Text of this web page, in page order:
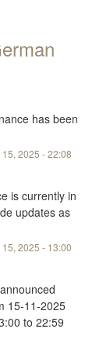
has been
15, 2025 -22:08
is currently in
updates as
15, 2025 - 13:00
15-11-2025
to 22:59